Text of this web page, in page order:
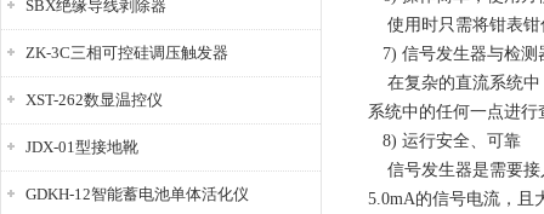
SBX绝缘导线剥除器
ZK-3C三相可控硅调压触发器
XST-262数显温控仪
JDX-01型接地靴
GDKH-12智能蓄电池单体活化仪
使用时只需将钳表钳
7) 信号发生器与检测
在复杂的直流系统中
系统中的任何一点进行
8) 运行安全、可靠
信号发生器是需要接
5.0mA的信号电流，且